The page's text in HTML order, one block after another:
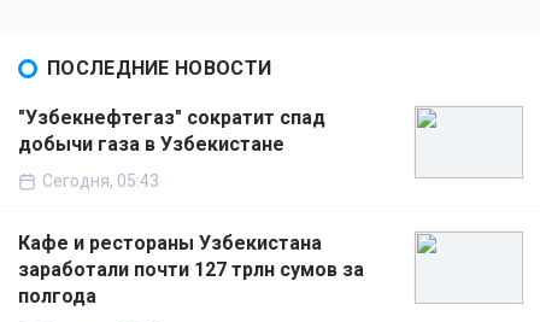
ПОСЛЕДНИЕ НОВОСТИ
"Узбекнефтегаз" сократит спад
добычи газа в Узбекистане
Сегодня, 05:43
Кафе и рестораны Узбекистана
заработали почти 127 трлн сумов за
полгода